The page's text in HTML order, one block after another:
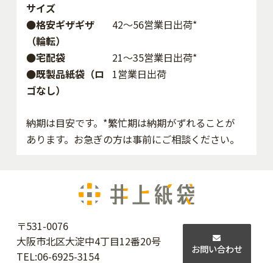
サイズ
●格安ギザギザ
（輪転）
42〜56営業日出荷*
●宅配袋
21～35営業日出荷*
●既製品紙袋（ロ
ゴなし）
1営業日出荷
納期は目安です。*繁忙期は納期がずれることが
あります。お急ぎの方は事前にご相談ください。
〒531-0076
大阪市北区大淀中4丁目12番20号
TEL:06-6925-3154
お問い合わせ